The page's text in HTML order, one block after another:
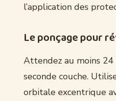
l’application des
Le ponçage pour
Attendez au moins 24
seconde couche.
orbitale excentrique